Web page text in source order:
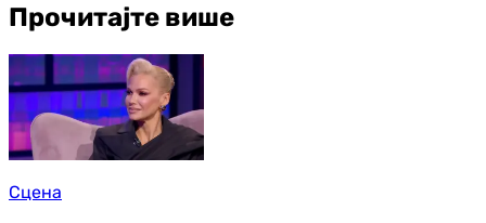
Прочитајте више
Сцена